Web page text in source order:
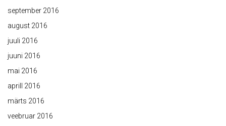
september 2016
august 2016
juuli 2016
juuni 2016
mai 2016
aprill 2016
märts 2016
veebruar 2016